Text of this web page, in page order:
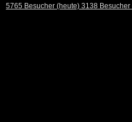
5765 Besucher (heute) 3138